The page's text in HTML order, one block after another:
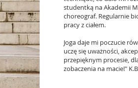
studentką na Akademii
choreograf. Regularnie
pracy z ciałem.
Joga daje mi poczucie
uczę się uważności,
przepięknym procesie,
zobaczenia na macie!"